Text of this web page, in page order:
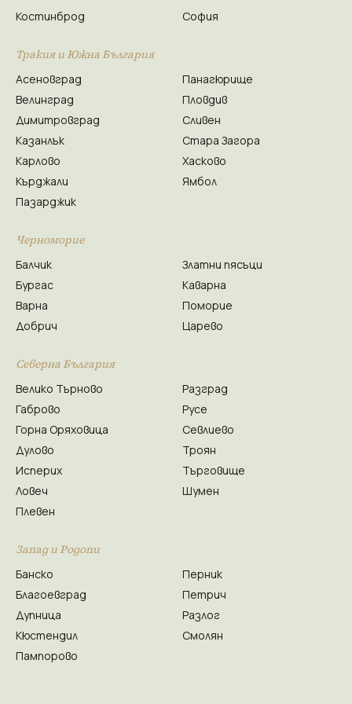
Костинброд София
Тракия и Южна България
Асеновград
Велинград
Димитровград
Казанлък
Карлово
Кърджали
Пазарджик
Панагюрище
Пловдив
Сливен
Стара Загора
Хасково
Ямбол
Черноморие
Балчик
Бургас
Варна
Добрич
Златни пясъци
Каварна
Поморие
Царево
Северна България
Велико Търново
Габрово
Горна Оряховица
Дулово
Исперих
Ловеч
Плевен
Разград
Русе
Севлиево
Троян
Търговище
Шумен
Запад и Родопи
Банско
Благоевград
Дупница
Кюстендил
Пампорово
Перник
Петрич
Разлог
Смолян